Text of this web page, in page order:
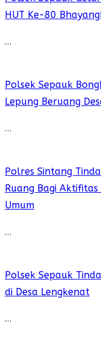
HUT Ke-80
…
Polsek Sepauk
Lepung Beruang
…
Polres Sintang
Ruang Bagi
Umum
…
Polsek Sepauk
di Desa Lengkenat
…